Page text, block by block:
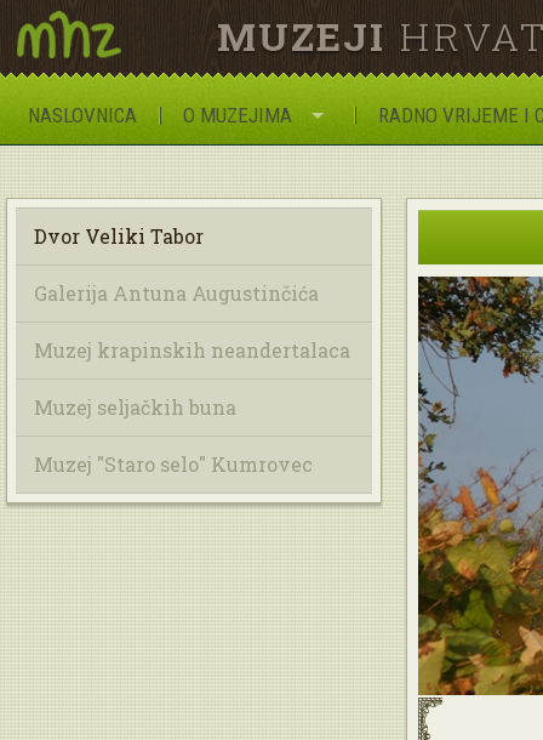
MUZEJI
NASLOVNICA O MUZEJIMA RADNO VRIJEME I
Dvor Veliki Tabor
Galerija Antuna Augustinčića
Muzej krapinskih neandertalaca
Muzej seljačkih buna
Muzej "Staro selo" Kumrovec